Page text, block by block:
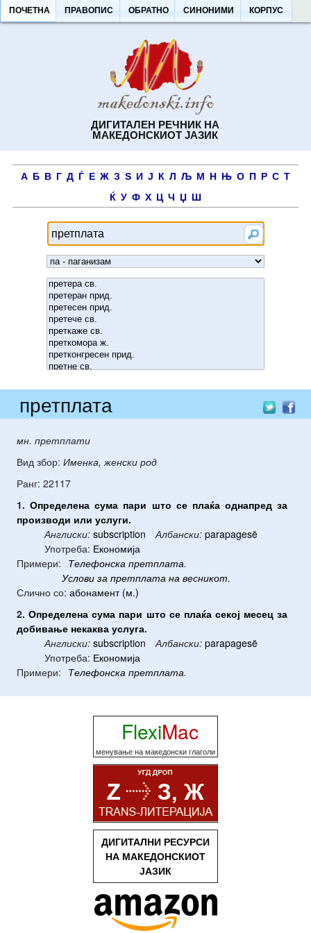
ДИГИТАЛЕН РЕЧНИК НА
МАКЕДОНСКИОТ ЈАЗИК
ПОЧЕТНА ПРАВОПИС ОБРАТНО СИНОНИМИ КОРПУС
А Б В Г Д Ѓ Е Ж З Ѕ И Ј К Л Љ М Н Њ О П Р С Т
Ќ У Ф Х Ц Ч Џ Ш
претплата
мн. претплати
Вид збор: Именка, женски род
Ранг: 22117
1.Определена сума пари што се плаќа однапред за
производи или услуги.
Англиски: subscription Албански: parapagesë
Употреба: Економија
Примери: Телефонска претплата.
Услови за претплата на весникот.
Слично со: абонамент (м.)
2.Определена сума пари што се плаќа секој месец за
добивање некаква услуга.
Англиски: subscription Албански: parapagesë
Употреба: Економија
Примери: Телефонска претплата.
FlexiMac
менување на македонски глаголи
ДИГИТАЛНИ РЕСУРСИ
НА МАКЕДОНСКИОТ
ЈАЗИК